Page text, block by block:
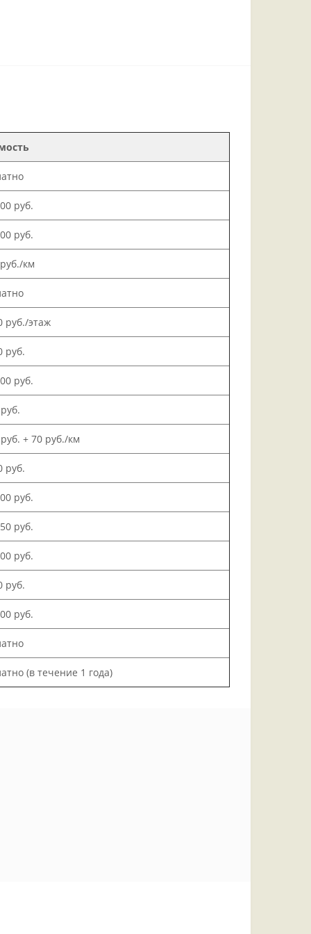
руб.
руб.
км
руб./этаж
руб.
руб.
+ 70 руб./км
руб.
руб.
руб.
руб.
руб.
руб.
(в течение 1 года)